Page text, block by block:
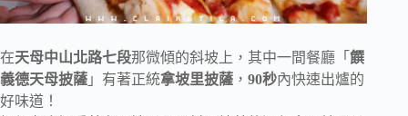
在天母中山北路七段那微傾的斜坡上，其中一間餐廳「 饌
義德天母披薩 」有著正統拿坡里披薩 ， 90秒內快速出爐的
好味道！